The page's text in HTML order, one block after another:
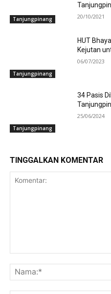
Tanjungpinang 20/10/2021
Tanjungpinang
HUT
Kejutan
06/07/2023
Tanjungpinang
34 Pasis
25/06/2024
TINGGALKAN KOMENTAR